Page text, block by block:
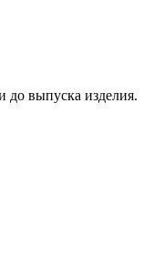
до выпуска изделия.